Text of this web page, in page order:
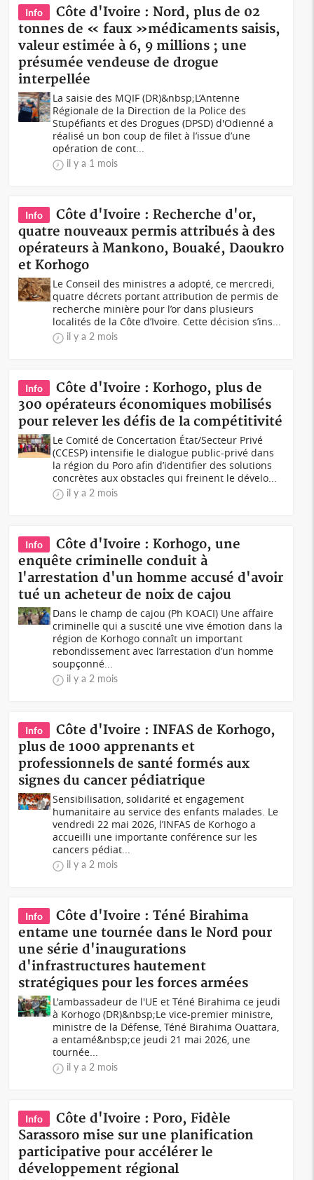
Info
Côte d'Ivoire : Nord, plus de 02
tonnes de « faux »médicaments saisis,
valeur estimée à 6, 9 millions ; une
présumée vendeuse de drogue
interpellée
La saisie des MQIF (DR)&nbsp;L’Antenne
Régionale de la Direction de la Police des
Stupéfiants et des Drogues (DPSD) d'Odienné a
réalisé un bon coup de filet à l’issue d’une
opération de cont...
il y a 1 mois
Info
Côte d'Ivoire : Recherche d'or,
quatre nouveaux permis attribués à des
opérateurs à Mankono, Bouaké, Daoukro
et Korhogo
Le Conseil des ministres a adopté, ce mercredi,
quatre décrets portant attribution de permis de
recherche minière pour l’or dans plusieurs
localités de la Côte d’Ivoire. Cette décision s’ins...
il y a 2 mois
Info
Côte d'Ivoire : Korhogo, plus de
300 opérateurs économiques mobilisés
pour relever les défis de la compétitivité
Le Comité de Concertation État/Secteur Privé
(CCESP) intensifie le dialogue public-privé dans
la région du Poro afin d’identifier des solutions
concrètes aux obstacles qui freinent le dévelo...
il y a 2 mois
Info
Côte d'Ivoire : Korhogo, une
enquête criminelle conduit à
l'arrestation d'un homme accusé d'avoir
tué un acheteur de noix de cajou
Dans le champ de cajou (Ph KOACI) Une affaire
criminelle qui a suscité une vive émotion dans la
région de Korhogo connaît un important
rebondissement avec l’arrestation d’un homme
soupçonné...
il y a 2 mois
Info
Côte d'Ivoire : INFAS de Korhogo,
plus de 1000 apprenants et
professionnels de santé formés aux
signes du cancer pédiatrique
Sensibilisation, solidarité et engagement
humanitaire au service des enfants malades. Le
vendredi 22 mai 2026, l’INFAS de Korhogo a
accueilli une importante conférence sur les
cancers pédiat...
il y a 2 mois
Info
Côte d'Ivoire : Téné Birahima
entame une tournée dans le Nord pour
une série d'inaugurations
d'infrastructures hautement
stratégiques pour les forces armées
L'ambassadeur de l'UE et Téné Birahima ce jeudi
à Korhogo (DR)&nbsp;Le vice-premier ministre,
ministre de la Défense, Téné Birahima Ouattara,
a entamé&nbsp;ce jeudi 21 mai 2026, une
tournée...
il y a 2 mois
Info
Côte d'Ivoire : Poro, Fidèle
Sarassoro mise sur une planification
participative pour accélérer le
développement régional